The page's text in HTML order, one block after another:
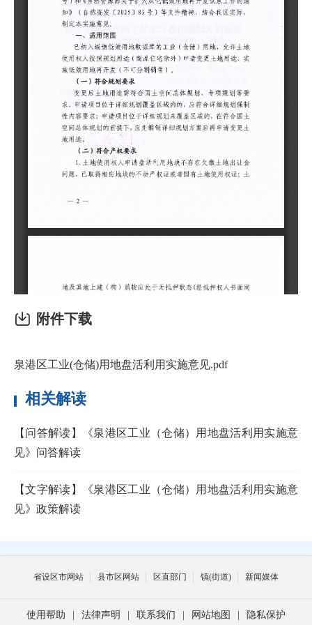
附件下载
泉港区工业(仓储)用地盘活利用实施意见.pdf
相关解读
【问答解读】《泉港区工业（仓储）用地盘活利用实施意
见》问答解读
【文字解读】《泉港区工业（仓储）用地盘活利用实施意
见》政策解读
省设区市网站 县市区网站 区直部门 镇(街道) 新闻媒体
使用帮助 法律声明 联系我们 网站地图 隐私保护